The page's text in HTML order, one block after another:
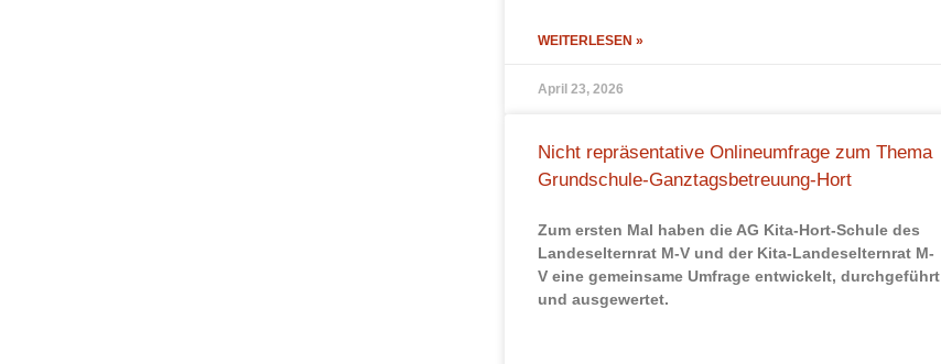
WEITERLESEN »
April 23, 2026
Nicht repräsentative Onlineumfrage zum Thema
Grundschule-Ganztagsbetreuung-Hort
Zum ersten Mal haben die AG Kita-Hort-Schule des
Landeselternrat M-V und der Kita-Landeselternrat M-
V eine gemeinsame Umfrage entwickelt, durchgeführt
und ausgewertet.